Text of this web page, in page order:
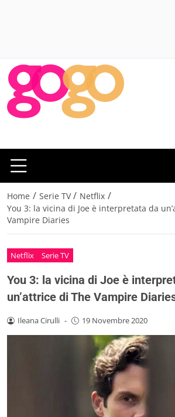
Home / Serie TV / Netflix /
You 3: la vicina di Joe è interpretata da
Vampire Diaries
Netflix Serie TV
You 3: la vicina di Joe è
un’attrice di The Vampire
Ileana Cirulli - 19 Novembre 2020